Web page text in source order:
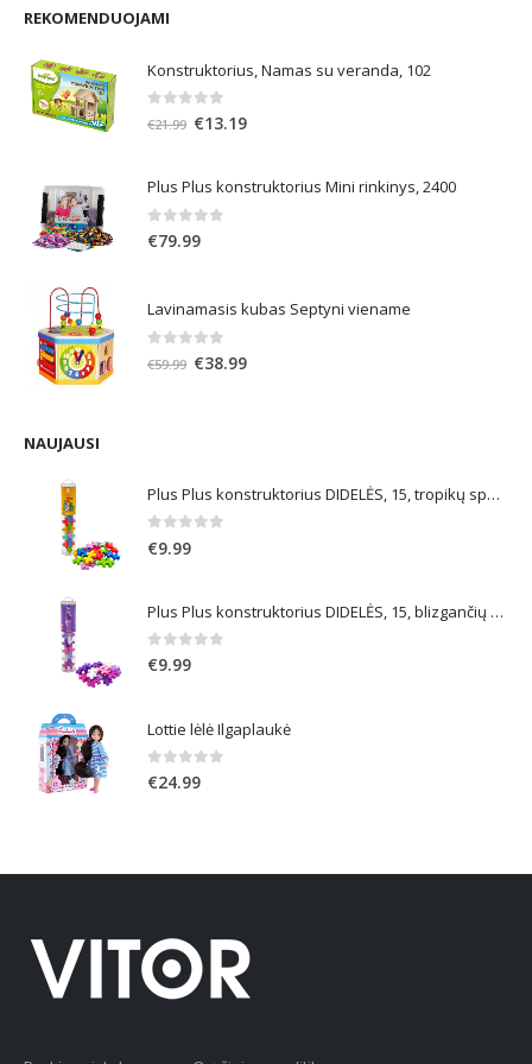
REKOMENDUOJAMI
Konstruktorius, Namas su veranda, 102
out of 5
€21.99 Original
€21.99.
€13.19Current
€13.19.
Plus Plus konstruktorius Mini rinkinys, 2400
0out of 5
€79.99
Lavinamasis kubas Septyni viename
out of 5
€59.99 Original
€38.99Current
NAUJAUSI
Plus Plus konstruktorius DIDELĖS, 15, tropikų spalvos
0 out of 5
€9.99
Plus Plus konstruktorius DIDELĖS, 15, blizgančių spalvų
0out of 5
€9.99
Lottie lėlė Ilgaplaukė
0out of 5
€24.99